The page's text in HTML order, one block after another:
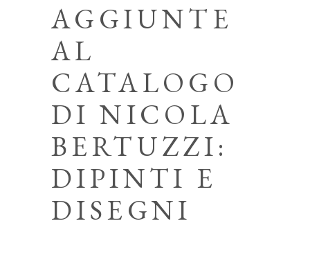
AGGIUNTE
AL
CATALOGO
DI NICOLA
BERTUZZI:
DIPINTI E
DISEGNI